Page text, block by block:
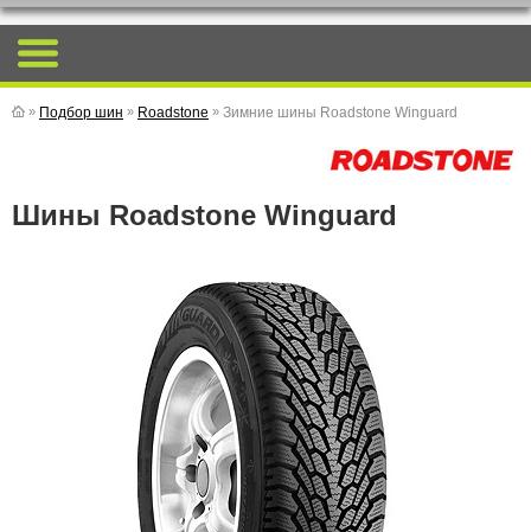
» Подбор шин » Roadstone » Зимние шины Roadstone Winguard
Шины Roadstone Winguard